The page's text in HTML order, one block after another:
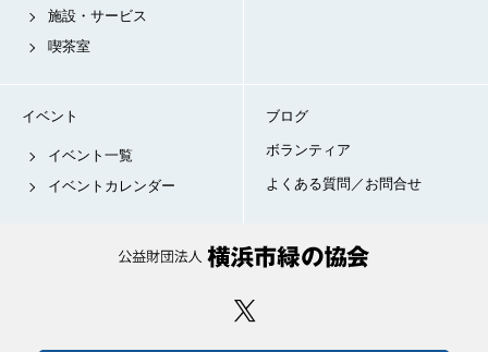
施設・サービス
喫茶室
イベント
イベント一覧
イベントカレンダー
ブログ
ボランティア
よくある質問／お問合せ